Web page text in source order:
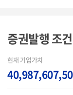
증권발행조건
현재 기업가치